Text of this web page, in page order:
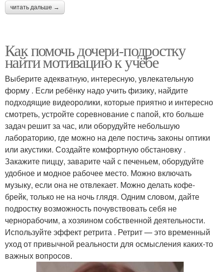
читать дальше →
Как помочь дочери-подростку
найти мотивацию к учёбе
Выберите адекватную, интересную, увлекательную
форму . Если ребёнку надо учить физику, найдите
подходящие видеоролики, которые приятно и интересно
смотреть, устройте соревнование с папой, кто больше
задач решит за час, или оборудуйте небольшую
лабораторию, где можно на деле постичь законы оптики
или акустики. Создайте комфортную обстановку .
Закажите пиццу, заварите чай с печеньем, оборудуйте
удобное и модное рабочее место. Можно включать
музыку, если она не отвлекает. Можно делать кофе-
брейк, только не на ночь глядя. Одним словом, дайте
подростку возможность почувствовать себя не
чернорабочим, а хозяином собственной деятельности.
Используйте эффект ретрита . Ретрит — это временный
уход от привычной реальности для осмысления каких-то
важных вопросов.